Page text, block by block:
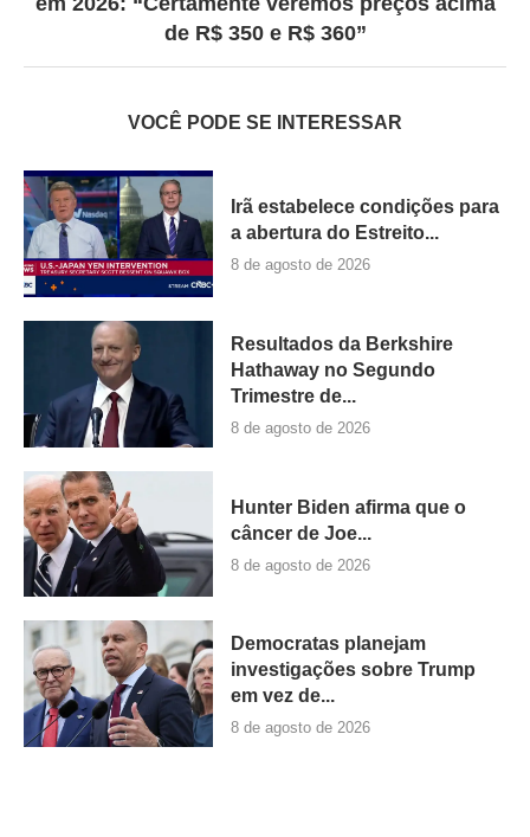
de R$ 350 e R$ 360”
VOCÊ PODE SE INTERESSAR
Irã estabelece condições para
a abertura do Estreito...
8 de agosto de 2026
Resultados da Berkshire
Hathaway no Segundo
Trimestre de...
8 de agosto de 2026
Hunter Biden afirma que o
câncer de Joe...
8 de agosto de 2026
Democratas planejam
investigações sobre Trump
em vez de...
8 de agosto de 2026